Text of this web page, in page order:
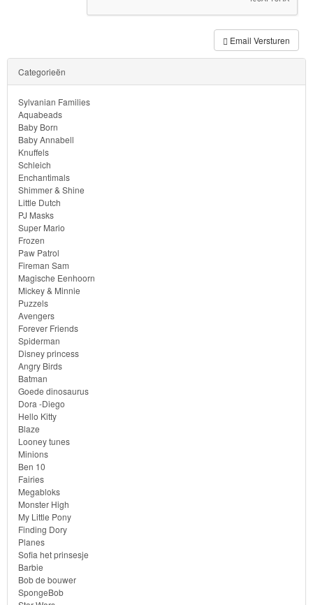
Spiderman
princess
Angry
Birds
Batman
Goede
dinosaurus
Dora
-
Diego
Hello
Kitty
Blaze
Looney
tunes
Minions
Ben
10
Fairies
Megabloks
Monster
Email Versturen
Categorieën
Sylvanian Families
Aquabeads
Baby Born
Baby Annabell
Knuffels
Schleich
Enchantimals
Shimmer & Shine
Little Dutch
PJ Masks
Super Mario
Frozen
Paw Patrol
Fireman Sam
Magische Eenhoorn
Mickey & Minnie
Puzzels
Avengers
Forever Friends
Spiderman
Disney princess
Angry Birds
Batman
Goede dinosaurus
Dora -Diego
Hello Kitty
Blaze
Looney tunes
Minions
Ben 10
Fairies
Megabloks
Monster High
My Little Pony
Finding Dory
Planes
Sofia het prinsesje
Barbie
Bob de bouwer
SpongeBob